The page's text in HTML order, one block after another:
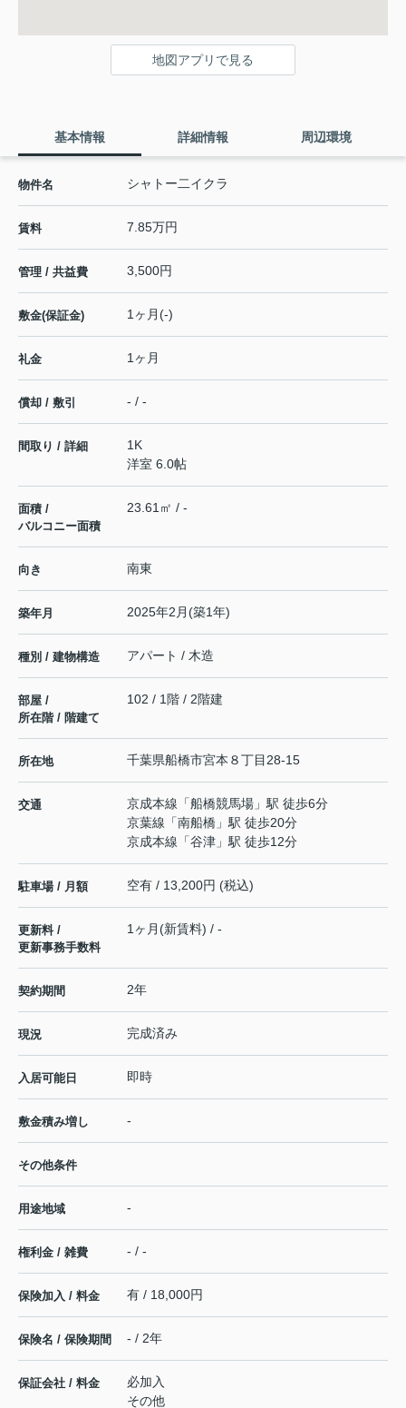
地図アプリで見る
基本情報 詳細情報 周辺環境
物件名 シャトー二イクラ
賃料 7.85万円
管理 / 共益費 3,500円
敷金(保証金) 1ヶ月(-)
礼金 1ヶ月
償却 / 敷引 - / -
間取り / 詳細
1K
洋室 6.0帖
面積 /
バルコニー面積
23.61㎡ / -
向き 南東
築年月 2025年2月(築1年)
種別 / 建物構造 アパート / 木造
部屋 /
所在階 / 階建て
102 / 1階 / 2階建
所在地 千葉県船橋市宮本 ８丁目28-15
交通 京成本線 「船橋競馬場 」駅 徒歩6分
京葉線 「南船橋 」駅 徒歩20分
京成本線 「谷津 」駅 徒歩12分
駐車場 / 月額 空有 / 13,200円 (税込)
更新料 /
更新事務手数料
1ヶ月(新賃料) / -
契約期間 2年
現況 完成済み
入居可能日 即時
敷金積み増し -
その他条件
用途地域 -
権利金 / 雑費 - / -
保険加入 / 料金 有 / 18,000円
保険名 / 保険期間 - / 2年
保証会社 / 料金
必加入
その他